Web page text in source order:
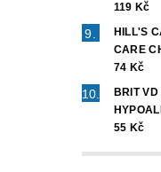
119 Kč
HILL'S
CARE
74 Kč
BRIT
55 Kč